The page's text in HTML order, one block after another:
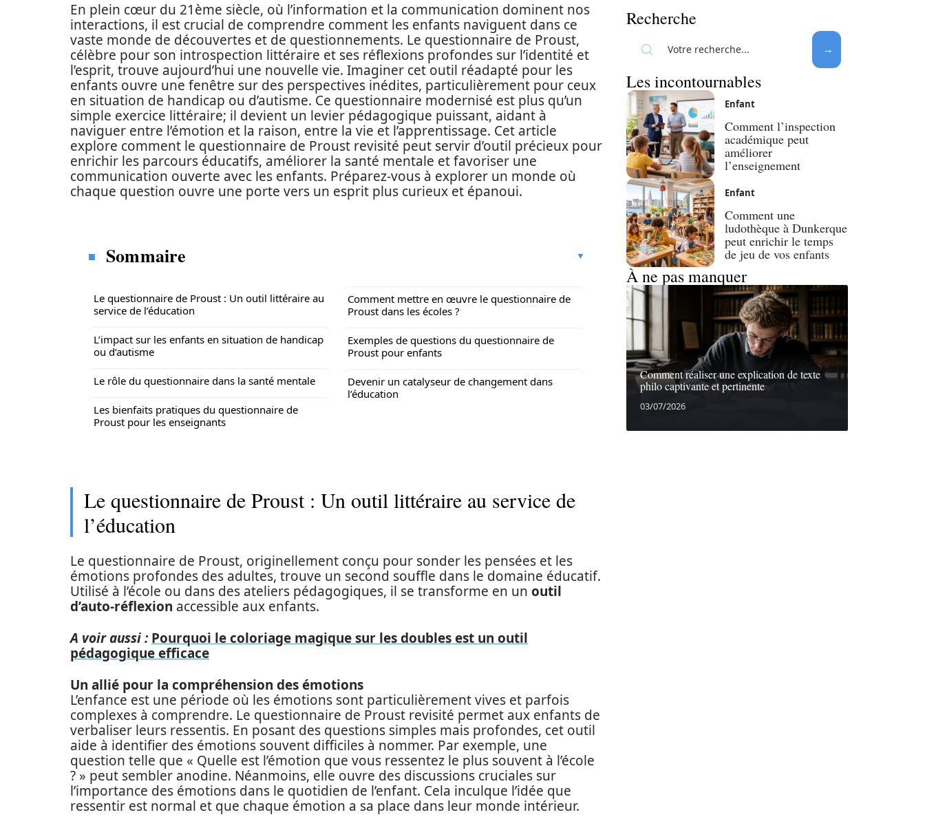
En plein cœur du 21ème siècle, où l’information et la communication dominent nos
interactions, il est crucial de comprendre comment les enfants naviguent dans ce
vaste monde de découvertes et de questionnements. Le questionnaire de Proust,
célèbre pour son introspection littéraire et ses réflexions profondes sur l’identité et
l’esprit, trouve aujourd’hui une nouvelle vie. Imaginer cet outil réadapté pour les
enfants ouvre une fenêtre sur des perspectives inédites, particulièrement pour ceux
en situation de handicap ou d’autisme. Ce questionnaire modernisé est plus qu’un
simple exercice littéraire; il devient un levier pédagogique puissant, aidant à
naviguer entre l’émotion et la raison, entre la vie et l’apprentissage. Cet article
explore comment le questionnaire de Proust revisité peut servir d’outil précieux pour
enrichir les parcours éducatifs, améliorer la santé mentale et favoriser une
communication ouverte avec les enfants. Préparez-vous à explorer un monde où
chaque question ouvre une porte vers un esprit plus curieux et épanoui.
Sommaire
Le questionnaire de Proust : Un outil littéraire au
service de l’éducation
L’impact sur les enfants en situation de handicap
ou d’autisme
Le rôle du questionnaire dans la santé mentale
Les bienfaits pratiques du questionnaire de
Proust pour les enseignants
Comment mettre en œuvre le questionnaire de
Proust dans les écoles ?
Exemples de questions du questionnaire de
Proust pour enfants
Devenir un catalyseur de changement dans
l’éducation
Le questionnaire de Proust : Un outil littéraire au service de
l’éducation
Le questionnaire de Proust, originellement conçu pour sonder les pensées et les
émotions profondes des adultes, trouve un second souffle dans le domaine éducatif.
Utilisé à l’école ou dans des ateliers pédagogiques, il se transforme en un outil
d’auto-réflexion accessible aux enfants.
A voir aussi : Pourquoi le coloriage magique sur les doubles est un outil
pédagogique efficace
Un allié pour la compréhension des émotions
L’enfance est une période où les émotions sont particulièrement vives et parfois
complexes à comprendre. Le questionnaire de Proust revisité permet aux enfants de
verbaliser leurs ressentis. En posant des questions simples mais profondes, cet outil
aide à identifier des émotions souvent difficiles à nommer. Par exemple, une
question telle que « Quelle est l’émotion que vous ressentez le plus souvent à l’école
? » peut sembler anodine. Néanmoins, elle ouvre des discussions cruciales sur
l’importance des émotions dans le quotidien de l’enfant. Cela inculque l’idée que
ressentir est normal et que chaque émotion a sa place dans leur monde intérieur.
Recherche
Les incontournables
Enfant
Comment l’inspection
académique peut
améliorer
l’enseignement
Enfant
Comment une
ludothèque à Dunkerque
peut enrichir le temps
de jeu de vos enfants
À ne pas manquer
Comment réaliser une explication de texte
philo captivante et pertinente
03/07/2026